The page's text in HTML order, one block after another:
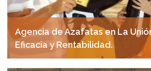
Agencia de Azafatas en La
Eficacia y Rentabilidad.